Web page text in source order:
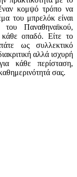
κομψό τρόπο να
του μπρελόκ είναι
Παναθηναϊκού,
κάθε οπαδό. Είτε το
ως συλλεκτικό
αλλά ισχυρή
κάθε περίσταση,
σας.